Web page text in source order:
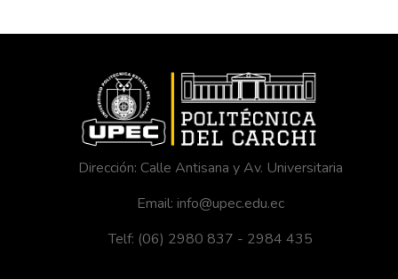
Dirección: Calle Antisana y Av. Universitaria
Email: info@upec.edu.ec
Telf: (06) 2980 837 - 2984 435